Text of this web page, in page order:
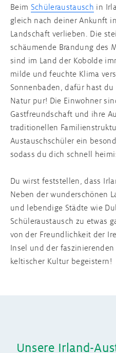
Schüleraustausch Schottland
Schüleraustausch Irland
Schüleraustausch
Schüleraustausch Spanien
Schüleraustausch Italien
Schüleraustausch Japan
Alle Programmländer
Auslandsjahr England
Schüleraustausch nach
Broschüre
Infos für Schulen
Beim Schüleraustausch in
gleich nach deiner Ankunft
Landschaft verlieben. Die
schäumende Brandung des
sind im Land der Kobolde
milde und feuchte Klima
Sonnenbaden, dafür hast
Natur pur! Die Einwohner
Gastfreundschaft und ihre
traditionellen
Austauschschüler ein
sodass du dich schnell
Du wirst feststellen, dass
Neben der wunderschönen
und lebendige Städte wie
Schüleraustausch zu etwas
von der Freundlichkeit der
Insel und der
keltischer Kultur begeistern!
Unsere Irland-